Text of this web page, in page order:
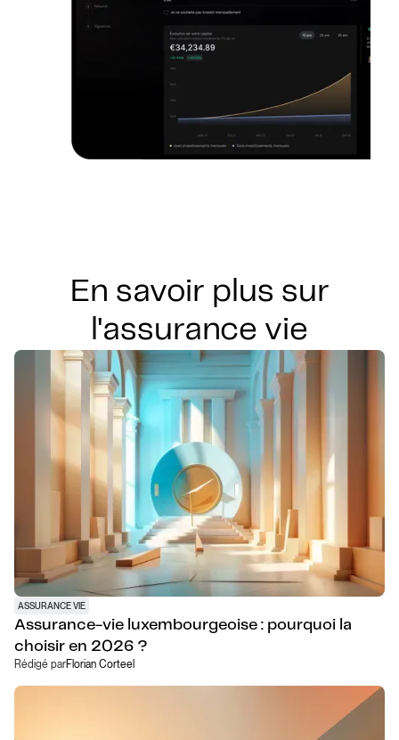
En savoir plus sur
l'assurance vie
ASSURANCE VIE
Assurance-vie luxembourgeoise : pourquoi la
choisir en 2026 ?
Rédigé parFlorian Corteel